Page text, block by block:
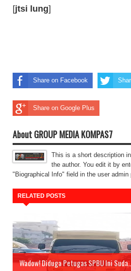
[jtsi lung]
Share on Facebook
Share on Google Plus
About GROUP MEDIA KOMPAS7
This is a short description
the author. You edit it by
"Biographical Info" field in the user admin
RELATED POSTS
Wadow! Diduga Petugas SPBU Ini